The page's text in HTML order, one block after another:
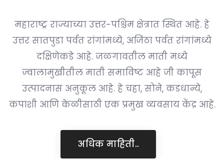
महाराष्ट्र राज्याच्या उत्तर-पश्चिम क्षेत्रात स्थित आहे. हे
उत्तर सातपुडा पर्वत रांगांमध्ये, अजिंठा पर्वत रांगांमध्ये
दक्षिणेकडे आहे. जळगावतील माती मध्ये
ज्वालामुखीतील माती समाविष्ट आहे जी कापूस
उत्पादनास अनुकूल आहे. हे चहा, सोने, कडधान्ये,
कपाशी आणि केळीसाठी एक प्रमुख व्यवसाय केंद्र आहे.
अधिक माहिती..